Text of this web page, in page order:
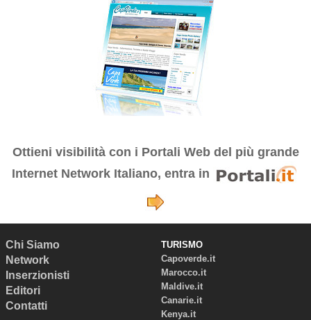
Ottieni visibilità con i Portali Web del più grande
Internet Network Italiano, entra in
Chi Siamo
Network
Inserzionisti
Editori
Contatti
TURISMO
Capoverde.it
Marocco.it
Maldive.it
Canarie.it
Kenya.it